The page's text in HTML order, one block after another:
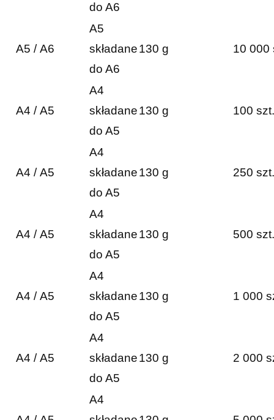
do A6
A5 / A6
A5
składane
do A6
130 g 10 000
A4 / A5
A4
składane
do A5
130 g 100 szt.
A4 / A5
A4
składane
do A5
130 g 250 szt.
A4 / A5
A4
składane
do A5
130 g 500 szt.
A4 / A5
A4
składane
do A5
130 g 1 000
A4 / A5
A4
składane
do A5
130 g 2 000
A4